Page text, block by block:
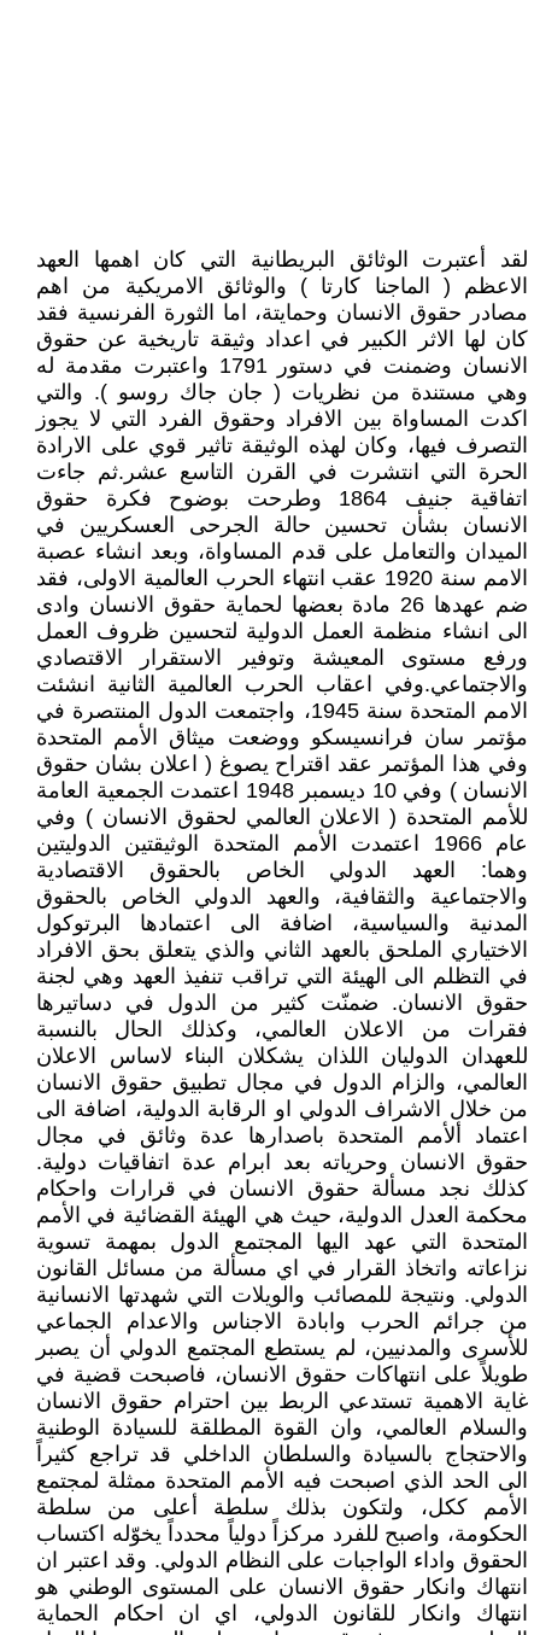
لقد أعتبرت الوثائق البريطانية التي كان اهمها العهد
الاعظم ( الماجنا كارتا ) والوثائق الامريكية من اهم
مصادر حقوق الانسان وحمايتة، اما الثورة الفرنسية فقد
كان لها الاثر الكبير في اعداد وثيقة تاريخية عن حقوق
الانسان وضمنت في دستور 1791 واعتبرت مقدمة له
وهي مستندة من نظريات ( جان جاك روسو ). والتي
اكدت المساواة بين الافراد وحقوق الفرد التي لا يجوز
التصرف فيها، وكان لهذه الوثيقة تاثير قوي على الارادة
الحرة التي انتشرت في القرن التاسع عشر.ثم جاءت
اتفاقية جنيف 1864 وطرحت بوضوح فكرة حقوق
الانسان بشأن تحسين حالة الجرحى العسكريين في
الميدان والتعامل على قدم المساواة، وبعد انشاء عصبة
الامم سنة 1920 عقب انتهاء الحرب العالمية الاولى، فقد
ضم عهدها 26 مادة بعضها لحماية حقوق الانسان وادى
الى انشاء منظمة العمل الدولية لتحسين ظروف العمل
ورفع مستوى المعيشة وتوفير الاستقرار الاقتصادي
والاجتماعي.وفي اعقاب الحرب العالمية الثانية انشئت
الامم المتحدة سنة 1945، واجتمعت الدول المنتصرة في
مؤتمر سان فرانسيسكو ووضعت ميثاق الأمم المتحدة
وفي هذا المؤتمر عقد اقتراح يصوغ ( اعلان بشان حقوق
الانسان ) وفي 10 ديسمبر 1948 اعتمدت الجمعية العامة
للأمم المتحدة ( الاعلان العالمي لحقوق الانسان ) وفي
عام 1966 اعتمدت الأمم المتحدة الوثيقتين الدوليتين
وهما: العهد الدولي الخاص بالحقوق الاقتصادية
والاجتماعية والثقافية، والعهد الدولي الخاص بالحقوق
المدنية والسياسية، اضافة الى اعتمادها البرتوكول
الاختياري الملحق بالعهد الثاني والذي يتعلق بحق الافراد
في التظلم الى الهيئة التي تراقب تنفيذ العهد وهي لجنة
حقوق الانسان. ضمنّت كثير من الدول في دساتيرها
فقرات من الاعلان العالمي، وكذلك الحال بالنسبة
للعهدان الدوليان اللذان يشكلان البناء لاساس الاعلان
العالمي، والزام الدول في مجال تطبيق حقوق الانسان
من خلال الاشراف الدولي او الرقابة الدولية، اضافة الى
اعتماد ألأمم المتحدة باصدارها عدة وثائق في مجال
حقوق الانسان وحرياته بعد ابرام عدة اتفاقيات دولية.
كذلك نجد مسألة حقوق الانسان في قرارات واحكام
محكمة العدل الدولية، حيث هي الهيئة القضائية في الأمم
المتحدة التي عهد اليها المجتمع الدول بمهمة تسوية
نزاعاته واتخاذ القرار في اي مسألة من مسائل القانون
الدولي. ونتيجة للمصائب والويلات التي شهدتها الانسانية
من جرائم الحرب وابادة الاجناس والاعدام الجماعي
للأسرى والمدنيين، لم يستطع المجتمع الدولي أن يصبر
طويلاً على انتهاكات حقوق الانسان، فاصبحت قضية في
غاية الاهمية تستدعي الربط بين احترام حقوق الانسان
والسلام العالمي، وان القوة المطلقة للسيادة الوطنية
والاحتجاج بالسيادة والسلطان الداخلي قد تراجع كثيراً
الى الحد الذي اصبحت فيه الأمم المتحدة ممثلة لمجتمع
الأمم ككل، ولتكون بذلك سلطة أعلى من سلطة
الحكومة، واصبح للفرد مركزاً دولياً محدداً يخوّله اكتساب
الحقوق واداء الواجبات على النظام الدولي. وقد اعتبر ان
انتهاك وانكار حقوق الانسان على المستوى الوطني هو
انتهاك وانكار للقانون الدولي، اي ان احكام الحماية